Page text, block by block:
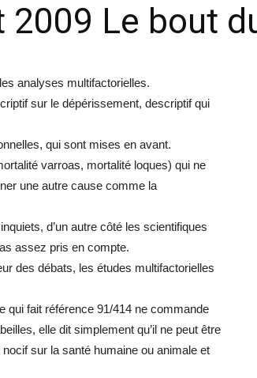
France
Le bout
analyses multifactorielles.
sur le dépérissement, descriptif qui
qui sont mises en avant.
varroas, mortalité loques) qui ne
une autre cause comme la
d’un autre côté les scientifiques
assez pris en compte.
des débats, les études multifactorielles
qui fait référence 91/414 ne commande
elle dit simplement qu’il ne peut être
nocif sur la santé humaine ou animale et